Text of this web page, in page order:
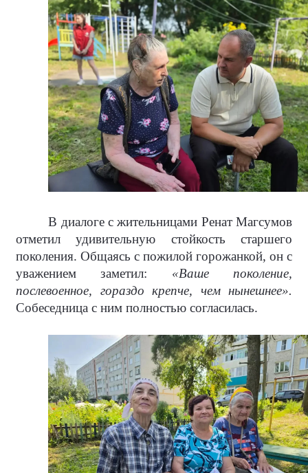
В диалоге с жительницами Ренат Магсумов
отметил удивительную стойкость старшего
поколения. Общаясь с пожилой горожанкой, он с
уважением заметил: «Ваше поколение,
послевоенное, гораздо крепче, чем нынешнее».
Собеседница с ним полностью согласилась.